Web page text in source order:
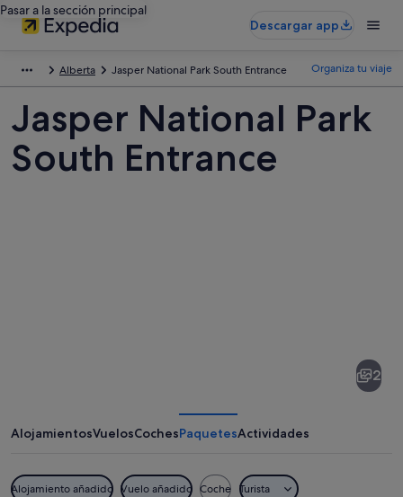
Pasar a la sección principal
Descargar app
Alberta Jasper National Park South Entrance Organiza tu viaje
Jasper National Park
South Entrance
South
2
AlojamientosVuelosCochesPaquetesActividades
Alojamiento añadido Vuelo añadido Coche Turista